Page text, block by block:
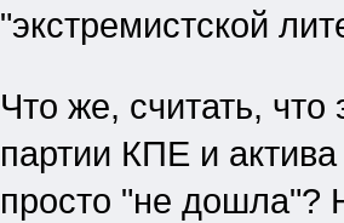
"экстремистской
Что же, считать,
партии КПЕ и
просто "не дошла"?